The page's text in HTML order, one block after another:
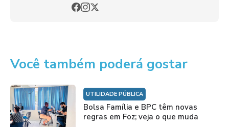
Você também poderá gostar
UTILIDADE PÚBLICA
Bolsa Família e BPC têm novas
regras em Foz; veja o que muda